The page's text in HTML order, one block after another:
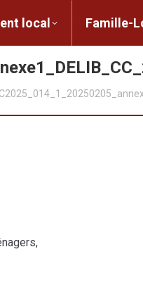
local
local Famille-